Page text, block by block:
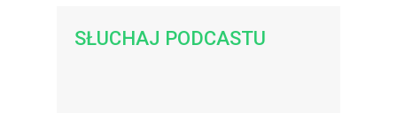
SŁUCHAJ PODCASTU